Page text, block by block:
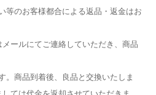
等のお客様都合による返品・返金はお
ールにてご連絡していただき、商品
。商品到着後、良品と交換いたしま